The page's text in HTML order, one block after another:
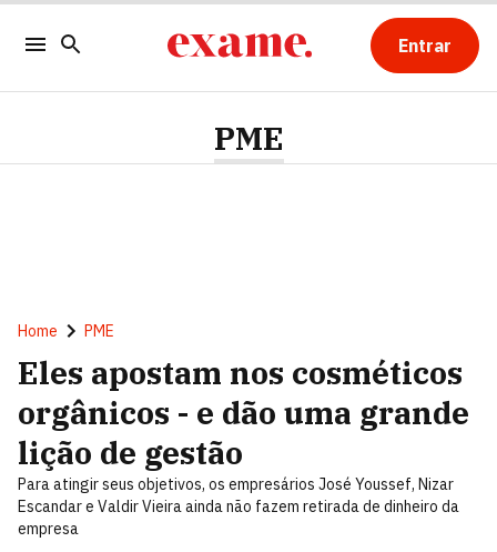
Entrar
PME
Home PME
Eles apostam nos cosméticos
orgânicos - e dão uma grande
lição de gestão
Para atingir seus objetivos, os empresários José Youssef, Nizar
Escandar e Valdir Vieira ainda não fazem retirada de dinheiro da
empresa